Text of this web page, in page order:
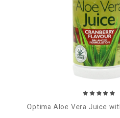
Optima Aloe Vera Juice